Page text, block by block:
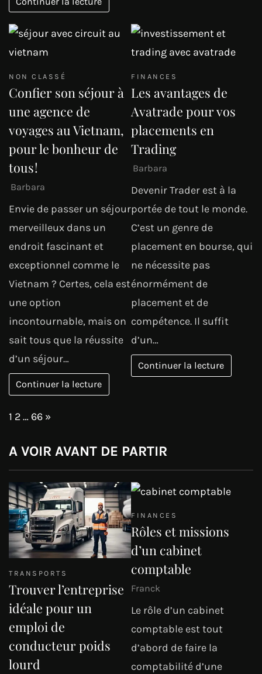
NON CLASSÉ
Confier son séjour à
une agence de
voyages au Vietnam,
pour le bonheur de
tous !
Barbara
Envie de passer un séjour
merveilleux dans un
endroit fascinant et
exceptionnel comme le
Vietnam ? Certes, cela est
une option
incontournable, mais on
sait tous que la réussite
d’un séjour…
Continuer la lecture
FINANCES
Les avantages de
Avatrade pour vos
placements en
Trading
Barbara
Devenir Trader est à la
portée de tout le monde.
C’est un genre de
placement en bourse, qui
ne nécessite pas
énormément de
placement et de
compétence. Il suffit
d’un…
Continuer la lecture
Page:
1 2… 66 Next
»
A VOIR AVANT DE PARTIR
TRANSPORTS
Trouver l’entreprise
idéale pour un
emploi de
conducteur poids
lourd
FINANCES
Rôles et missions
d’un cabinet
comptable
Franck
Le rôle d’un cabinet
comptable est tout
d’abord de faire la
comptabilité d’une